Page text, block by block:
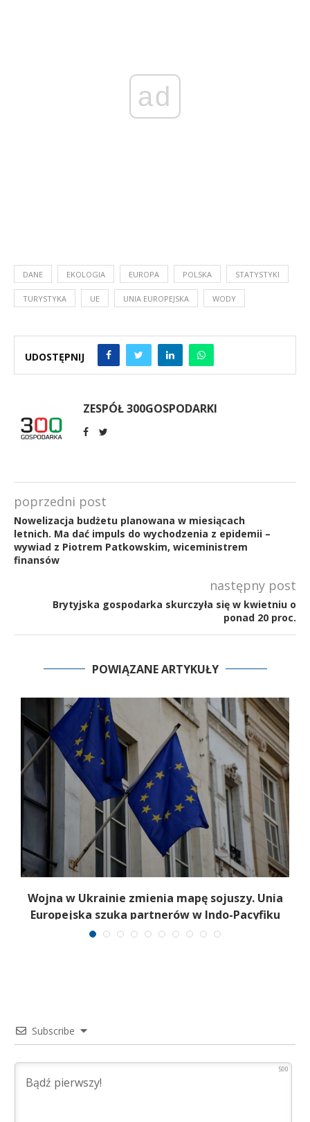
ad
DANE EKOLOGIA EUROPA POLSKA STATYSTYKI
TURYSTYKA UE UNIA EUROPEJSKA WODY
UDOSTĘPNIJ
ZESPÓŁ 300GOSPODARKI
poprzedni post
Nowelizacja budżetu planowana w miesiącach
letnich. Ma dać impuls do wychodzenia z epidemii –
wywiad z Piotrem Patkowskim, wiceministrem
finansów
następny post
Brytyjska gospodarka skurczyła się w kwietniu o
ponad 20 proc.
POWIĄZANE ARTYKUŁY
Wojna w Ukrainie zmienia mapę sojuszy. Unia
Europejska szuka partnerów w Indo-Pacyfiku
Subscribe
500